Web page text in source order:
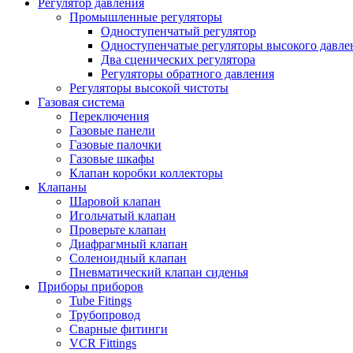
Промышленные регуляторы
Одноступенчатый регулятор
Одноступенчатые регуляторы высокого
Два сценических регулятора
Регуляторы обратного давления
Регуляторы высокой чистоты
Газовая система
Переключения
Газовые панели
Газовые палочки
Газовые шкафы
Клапан коробки коллекторы
Клапаны
Шаровой клапан
Игольчатый клапан
Проверьте клапан
Диафрагмный клапан
Соленоидный клапан
Пневматический клапан сиденья
Приборы приборов
Tube Fitings
Трубопровод
Сварные фитинги
VCR Fittings